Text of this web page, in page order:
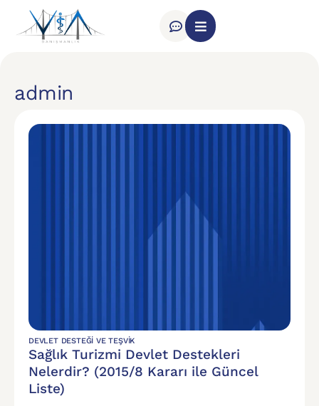
admin
DEVLET DESTEĞI VE TEŞVIK
Sağlık Turizmi Devlet Destekleri
Nelerdir? (2015/8 Kararı ile Güncel
Liste)